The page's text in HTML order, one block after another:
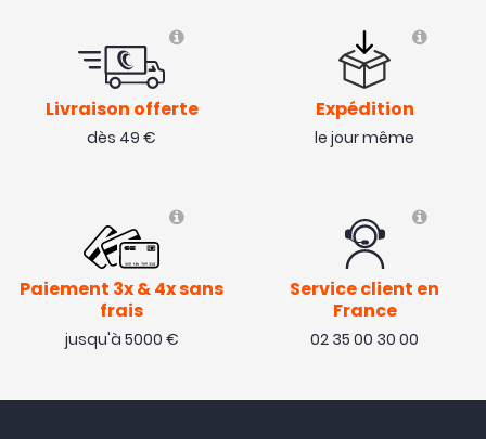
Livraison offerte
dès 49 €
Expédition
le jour même
Paiement 3x & 4x sans
frais
jusqu'à 5000 €
Service client en
France
02 35 00 30 00